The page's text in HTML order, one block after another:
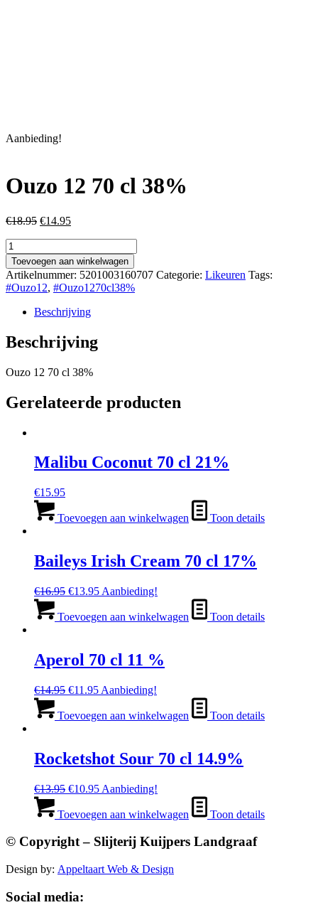
Aanbieding!
Ouzo 12 70 cl 38%
€18.95 Oorspronkelijke
€18.95.
€14.95Huidige
€14.95.
Ouzo
12
70
cl
38%
aantal
Toevoegen aan winkelwagen
Artikelnummer: 5201003160707 Categorie: Likeuren Tags:
#Ouzo12, #Ouzo1270cl38%
Beschrijving
Beschrijving
Ouzo 12 70 cl 38%
Gerelateerde producten
Malibu Coconut 70 cl 21%
€15.95
Toevoegen aan winkelwagen Toon details
Baileys Irish Cream 70 cl 17%
€16.95 Oorspronkelijke
was:
€13.95Huidige
is:
Aanbieding!
Toevoegen aan winkelwagen Toon details
Aperol 70 cl 11 %
€14.95 Oorspronkelijke
was:
€11.95Huidige
is:
Aanbieding!
Toevoegen aan winkelwagen Toon details
Rocketshot Sour 70 cl 14.9%
€13.95 Oorspronkelijke
was:
€10.95Huidige
is:
Aanbieding!
Toevoegen aan winkelwagen Toon details
© Copyright – Slijterij Kuijpers Landgraaf
Design by: Appeltaart Web & Design
Social media: